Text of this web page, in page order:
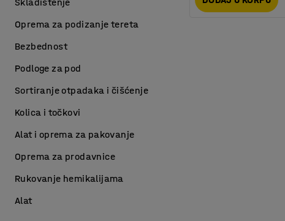
Oprema za podizanje tereta
Bezbednost
Podloge za pod
Sortiranje otpadaka i čišćenje
Kolica i točkovi
Alat i oprema za pakovanje
Oprema za prodavnice
Rukovanje hemikalijama
Alat